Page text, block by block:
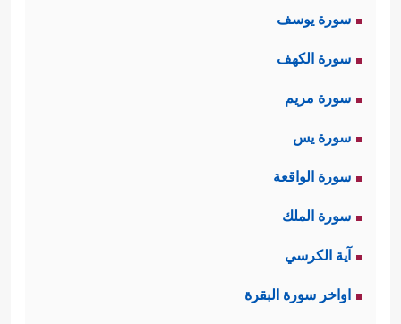
سورة يوسف
سورة الكهف
سورة مريم
سورة يس
سورة الواقعة
سورة الملك
آية الكرسي
اواخر سورة البقرة